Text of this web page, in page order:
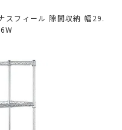
スフィール 隙間収納 幅29.